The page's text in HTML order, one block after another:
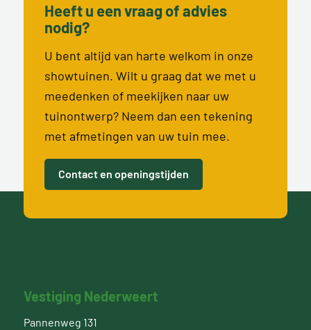
Heeft u een vraag of advies
nodig?
U bent altijd van harte welkom in onze
showtuinen. Wilt u graag dat we met u
meedenken of meekijken naar uw
tuinontwerp? Neem dan een tekening
met afmetingen van uw tuin mee.
Contact en openingstijden
Vestiging Nederweert
Pannenweg 131